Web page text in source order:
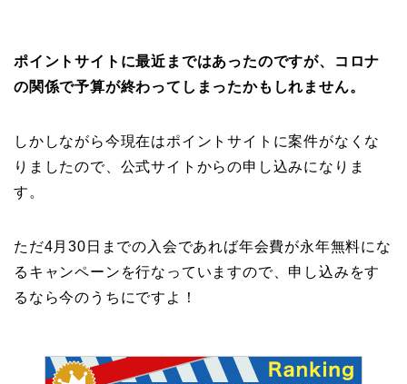
ポイントサイトに最近まではあったのですが、コロナ
の関係で予算が終わってしまったかもしれません。
しかしながら今現在はポイントサイトに案件がなくな
りましたので、公式サイトからの申し込みになりま
す。
ただ4月30日までの入会であれば年会費が永年無料にな
るキャンペーンを行なっていますので、申し込みをす
るなら今のうちにですよ！